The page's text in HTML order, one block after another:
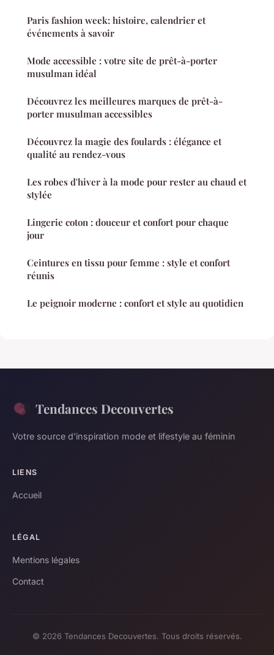
Paris fashion week: histoire, calendrier et
événements à savoir
Mode accessible : votre site de prêt-à-porter
musulman idéal
Découvrez les meilleures marques de prêt-à-
porter musulman accessibles
Découvrez la magie des foulards : élégance et
qualité au rendez-vous
Les robes d'hiver à la mode pour rester au chaud et
stylée
Lingerie coton : douceur et confort pour chaque
jour
Ceintures en tissu pour femme : style et confort
réunis
Le peignoir moderne : confort et style au quotidien
Tendances Decouvertes
Votre source d'inspiration mode et lifestyle au féminin
LIENS
Accueil
LÉGAL
Mentions légales
Contact
© 2026 Tendances Decouvertes. Tous droits réservés.